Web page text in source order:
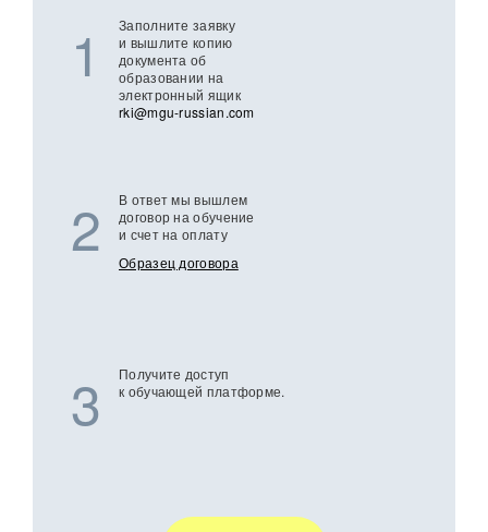
1
Заполните заявку
и вышлите копию
документа об
образовании на
электронный ящик
rki@mgu-russian.com
2
В ответ мы вышлем
договор на обучение
и счет на оплату
Образец договора
3
Получите доступ
к обучающей платформе.